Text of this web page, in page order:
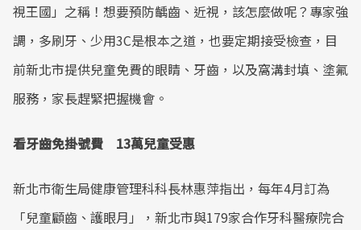
視王國」之稱！想要預防齲齒、近視，該怎麼做呢？專家強
調，多刷牙、少用3C是根本之道，也要定期接受檢查，目
前新北市提供兒童免費的眼睛、牙齒，以及窩溝封填、塗氟
服務，家長趕緊把握機會。
看牙齒免掛號費 13萬兒童受惠
新北市衛生局健康管理科科長林惠萍指出，每年4月訂為
「兒童顧齒、護眼月」，新北市與179家合作牙科醫療院合